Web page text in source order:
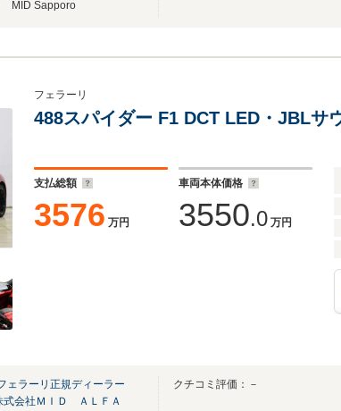
MID Sapporo
フェラーリ
488スパイダー F1 DCT LED・JBLサ
支払総額
3576 万円
車両本体価格
3550.0 万円
ェラーリ正規ディーラー
式会社ＭＩＤ ＡＬＦＡ
クチコミ評価：－